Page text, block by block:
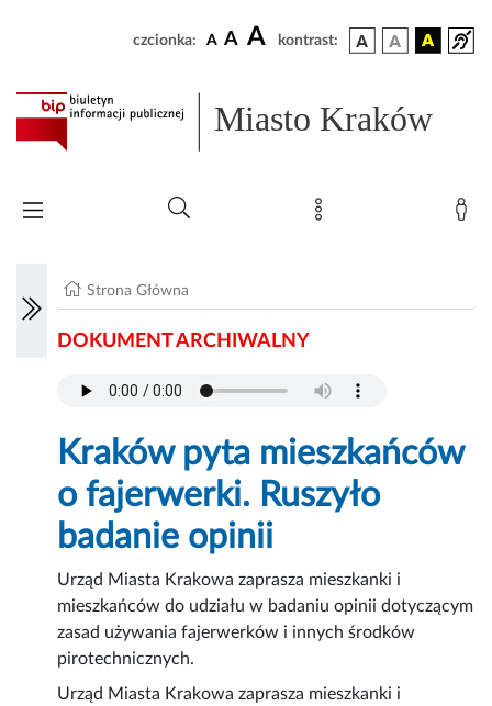
czcionka: A A A kontrast:
Miasto Kraków
Strona Główna
DOKUMENT ARCHIWALNY
Kraków pyta mieszkańców
o fajerwerki. Ruszyło
badanie opinii
Urząd Miasta Krakowa zaprasza mieszkanki i
mieszkańców do udziału w badaniu opinii dotyczącym
zasad używania fajerwerków i innych środków
pirotechnicznych.
Urząd Miasta Krakowa zaprasza mieszkanki i